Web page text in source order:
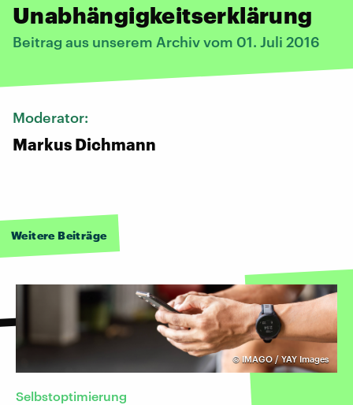
Unabhängigkeitserklärung
Beitrag aus unserem Archiv vom 01. Juli 2016
Moderator:
Markus Dichmann
Weitere Beiträge
© IMAGO / YAY Images
Selbstoptimierung